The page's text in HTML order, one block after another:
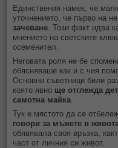
Единствения намек, че
уточнението, че първо на
зачеване . Този факт идва
мнението на светските
осеменител.
Неговата роля не бе
обясняваше как и с чия
Основни съветници били
която явно ще отглежда
самотна майка
Тук е мястото да се
говори за мъжете в
обявявала своя връзка,
част от личния си живот.